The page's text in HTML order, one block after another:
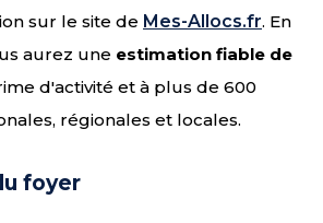
sur le site de Mes-Allocs.fr. En
aurez une estimation fiable de
d'activité et à plus de 600
régionales et locales.
foyer